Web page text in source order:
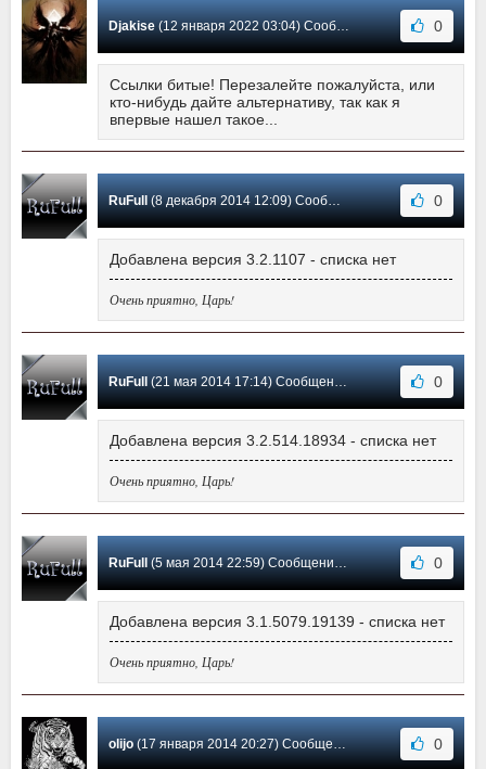
Djakise(12 января 2022 03:04) Сообщение #8 0
Ссылки битые! Перезалейте пожалуйста, или
кто-нибудь дайте альтернативу, так как я
впервые нашел такое...
RuFull (8 декабря 2014 12:09) Сообщение #7 0
Добавлена версия 3.2.1107 - списка нет
Очень приятно, Царь!
RuFull (21 мая 2014 17:14) Сообщение #6 0
Добавлена версия 3.2.514.18934 - списка нет
Очень приятно, Царь!
RuFull (5 мая 2014 22:59) Сообщение #5 0
Добавлена версия 3.1.5079.19139 - списка нет
Очень приятно, Царь!
olijo(17 января 2014 20:27) Сообщение #4 0